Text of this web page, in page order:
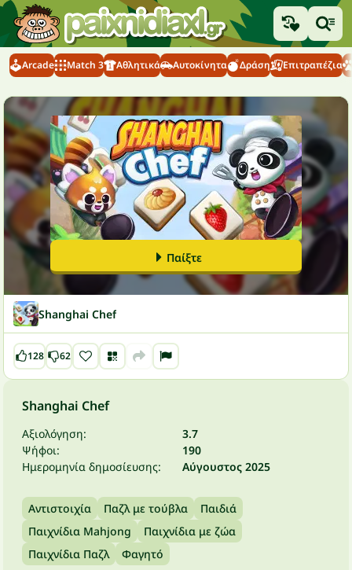
Arcade Match 3 Αθλητικά Αυτοκίνητα Δράση Επιτραπέζια
Παίξτε
Shanghai Chef
128 62
Shanghai Chef
Αξιολόγηση:
3.7
Ψήφοι:
190
Ημερομηνία δημοσίευσης:
Αύγουστος 2025
Αντιστοιχία Παζλ με τούβλα
Παιδιά
Παιχνίδια Mahjong
Παιχνίδια με ζώα
Παιχνίδια Παζλ
Φαγητό